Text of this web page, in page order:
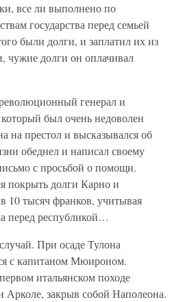
все ли выполнено по
государства перед семьей
были долги, и заплатил их из
чужие долги он оплачивал
генерал и
был очень недоволен
на престол и высказывался об
обеднел и написал своему
с просьбой о помощи.
покрыть долги Карно и
10 тысяч франков, учитывая
перед республикой…
При осаде Тулона
с капитаном Мюироном.
итальянском походе
Арколе, закрыв собой Наполеона.